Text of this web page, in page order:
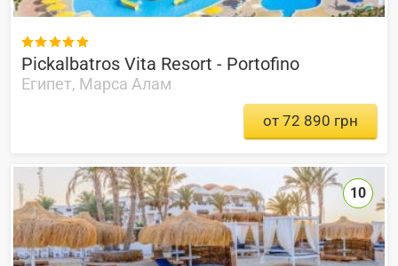

Pickalbatros Vita Resort - Portofino
Египет, Марса Алам
от 72 890 грн
10